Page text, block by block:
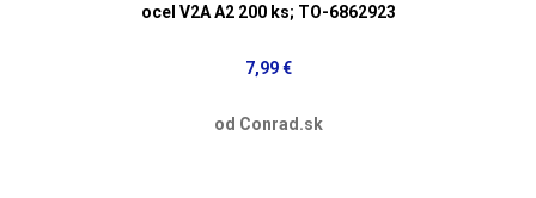
ocel V2A A2 200 ks; TO-6862923
7,99 €
od Conrad.sk